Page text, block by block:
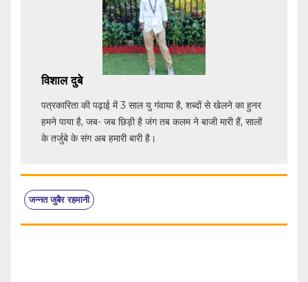
विशाल दुबे
पत्रकारिता की पढ़ाई में 3 साल यु गंवाया है, शब्दों से खेलने का हुनर
हमने पाया है, जब- जब छिड़ी है जंग तब कलम ने बाजी मारी हैं, सालों
के तर्जुबे के संग अब हमारी बारी है।
जन्नत जुबैर रहमानी